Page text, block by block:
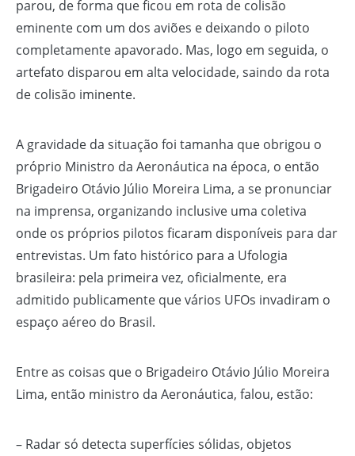
parou, de forma que ficou em rota de colisão
eminente com um dos aviões e deixando o piloto
completamente apavorado. Mas, logo em seguida, o
artefato disparou em alta velocidade, saindo da rota
de colisão iminente.
A gravidade da situação foi tamanha que obrigou o
próprio Ministro da Aeronáutica na época, o então
Brigadeiro Otávio Júlio Moreira Lima, a se pronunciar
na imprensa, organizando inclusive uma coletiva
onde os próprios pilotos ficaram disponíveis para dar
entrevistas. Um fato histórico para a Ufologia
brasileira: pela primeira vez, oficialmente, era
admitido publicamente que vários UFOs invadiram o
espaço aéreo do Brasil.
Entre as coisas que o Brigadeiro Otávio Júlio Moreira
Lima, então ministro da Aeronáutica, falou, estão:
– Radar só detecta superfícies sólidas, objetos